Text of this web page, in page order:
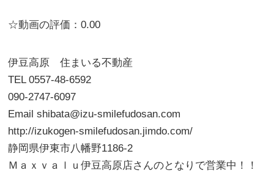
☆動画の評価：0.00
伊豆高原 住まいる不動産
TEL 0557-48-6592
090-2747-6097
Email shibata@izu-smilefudosan.com
http://izukogen-smilefudosan.jimdo.com/
静岡県伊東市八幡野1186-2
Ｍａｘｖａｌｕ伊豆高原店さんのとなりで営業中！！